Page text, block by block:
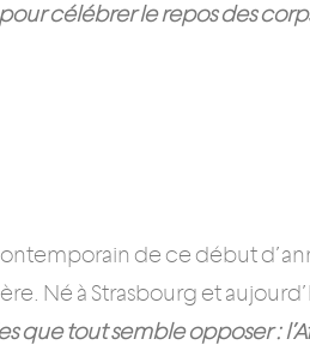
célébrer le repos des
de ce début
Né à Strasbourg et
tout semble opposer :